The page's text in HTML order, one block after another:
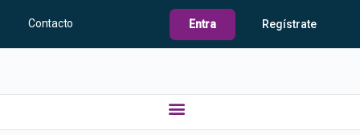
Contacto Entra Regístrate